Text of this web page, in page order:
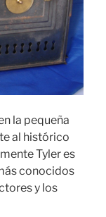
la pequeña
al histórico
Tyler es
conocidos
y los